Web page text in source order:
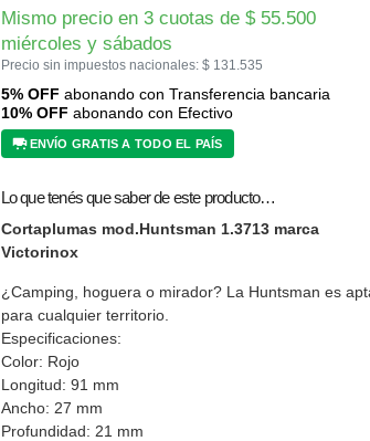
Mismo precio en 3 cuotas de $55.500
miércoles y sábados
Precio sin impuestos nacionales: $131.535
5% OFF abonando con Transferencia bancaria
10% OFF abonando con Efectivo
ENVÍO GRATIS A TODO EL PAÍS
Lo que tenés que saber de este producto…
Cortaplumas mod.Huntsman 1.3713 marca
Victorinox
¿Camping, hoguera o mirador? La Huntsman es
para cualquier territorio.
Especificaciones:
Color: Rojo
Longitud: 91 mm
Ancho: 27 mm
Profundidad: 21 mm